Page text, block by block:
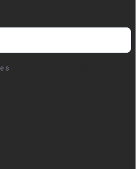
s